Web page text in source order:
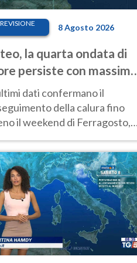
8 Agosto 2026
la quarta ondata di
persiste con massime
molto elevate
dati confermano il
della calura fino
il weekend di Ferragosto,
prossima